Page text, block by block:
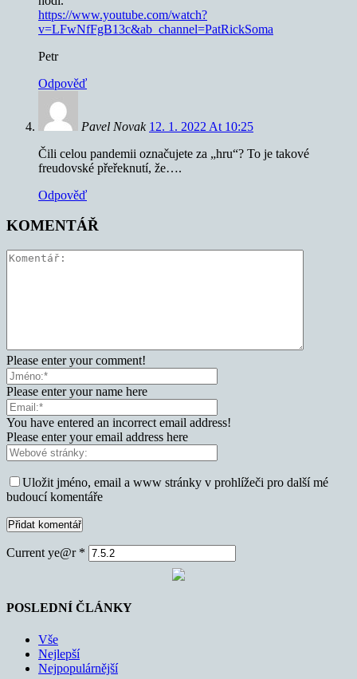
https://www.youtube.com/watch?
v=LFwNfFgB13c&ab_channel=PatRickSoma
Petr
Odpověď
Pavel Novak 12. 1. 2022 At 10:25
Čili celou pandemii označujete za „hru“? To je takové
freudovské přeřeknutí, že….
Odpověď
KOMENTÁŘ
Please enter your comment!
Please enter your name here
You have entered an incorrect email address!
Please enter your email address here
Uložit jméno, email a www stránky v prohlížeči pro další mé
budoucí komentáře
Current ye@r *
POSLEDNÍ ČLÁNKY
Vše
Nejlepší
Nejpopulárnější